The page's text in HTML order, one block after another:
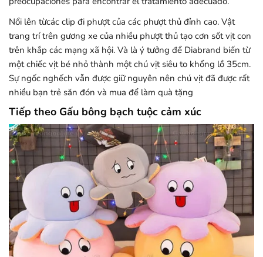
Nổi lên từcác clip đi phượt của các phượt thủ đỉnh cao. Vật
trang trí trên gương xe của nhiều phượt thủ tạo cơn sốt vịt con
trên khắp các mạng xã hội. Và là ý tưởng để Diabrand biến từ
một chiếc vịt bé nhỏ thành một chú vịt siêu to khổng lồ 35cm.
Sự ngốc nghếch vẫn được giữ nguyên nên chú vịt đã được rất
nhiều bạn trẻ săn đón và mua để làm quà tặng
Tiếp theo Gấu bông bạch tuộc cảm xúc